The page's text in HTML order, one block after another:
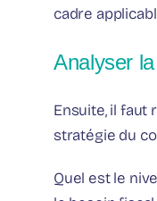
cadre
Analyser
Ensuite, il faut
stratégie du
Quel est le